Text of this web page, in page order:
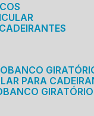
BANCO
PARA
BANCO